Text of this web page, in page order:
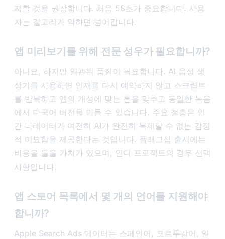
지할 것을 권장합니다. 처음 58초가 중요합니다. 사용
자는 갈고리가 약하면 넘어갑니다.
앱 미리보기를 위해 전문 성우가 필요합니까?
아니요, 하지만 일관된 품질이 필요합니다. AI 음성 생
성기를 사용하면 인재를 다시 예약하지 않고 스크립트
를 반복하고 앱의 개성에 맞는 톤을 맞추고 동일한 녹음
에서 다국어 버전을 만들 수 있습니다. 주요 절충은 인
간 나레이터가 여전히 AI가 완전히 복제할 수 없는 감정
적 미묘함을 제공한다는 것입니다. 플래그십 출시에는
비용을 들을 가치가 있으며, 인디 프로젝트의 경우 선택
사항입니다.
앱 스토어 목록에서 몇 개의 언어를 지원해야
합니까?
Apple Search Ads 데이터는 스페인어, 포르투갈어, 일